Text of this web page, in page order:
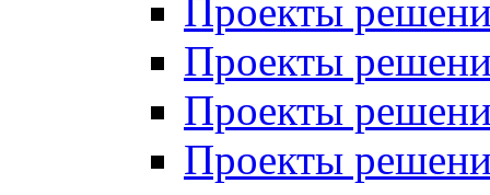
Проекты
Проекты
Проекты
Проекты